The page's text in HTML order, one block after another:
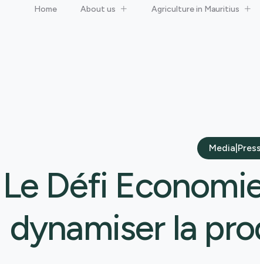
Home About us Agriculture in Mauritius
Le Défi
dynamiser la